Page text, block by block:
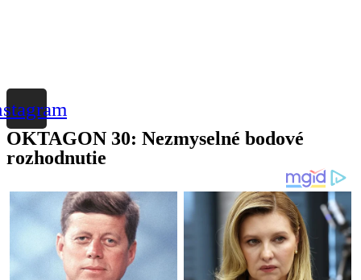
OKTAGON 30: Nezmyselné bodové
rozhodnutie